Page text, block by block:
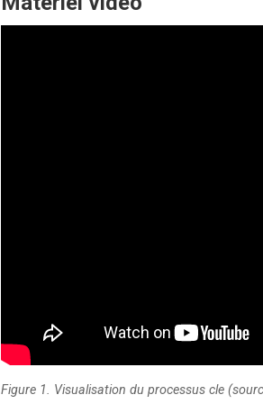
Figure 1. Visualisation du processus cle